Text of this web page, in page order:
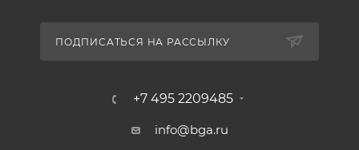
ПОДПИСАТЬСЯ НА РАССЫЛКУ
+7 495 2209485
info@bga.ru